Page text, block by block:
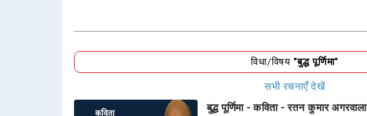
विधा/विषय"बुद्ध पूर्णिमा"
सभी रचनाएँ देखें
बुद्ध पूर्णिमा - कविता - रतन कुमार